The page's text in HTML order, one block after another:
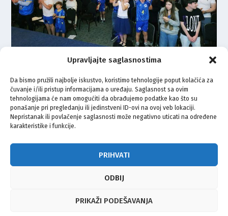
Upravljajte saglasnostima
Da bismo pružili najbolje iskustvo, koristimo tehnologije poput kolačića za
čuvanje i/ili pristup informacijama o uređaju. Saglasnost sa ovim
tehnologijama će nam omogućiti da obrađujemo podatke kao što su
ponašanje pri pregledanju ili jedinstveni ID-ovi na ovoj veb lokaciji.
Nepristanak ili povlačenje saglasnosti može negativno uticati na određene
karakteristike i funkcije.
PRIHVATI
ODBIJ
PRIKAŽI PODEŠAVANJA
Organizirano praćenje susreta
BiH – Katar
23.06.2026.
1 2
© Vijeće bošnjačke nacionalne manjine Grada Zagreba 2026